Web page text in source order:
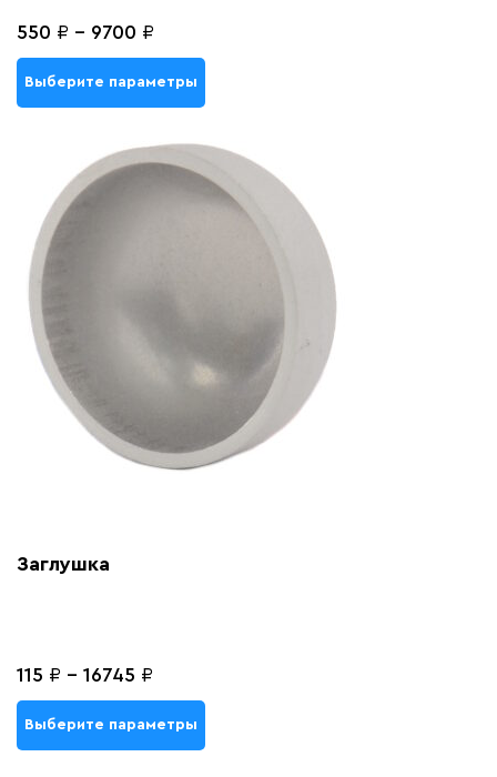
550 ₽ - 9700 ₽
Выберите параметры
Заглушка
115 ₽ - 16745 ₽
Выберите параметры